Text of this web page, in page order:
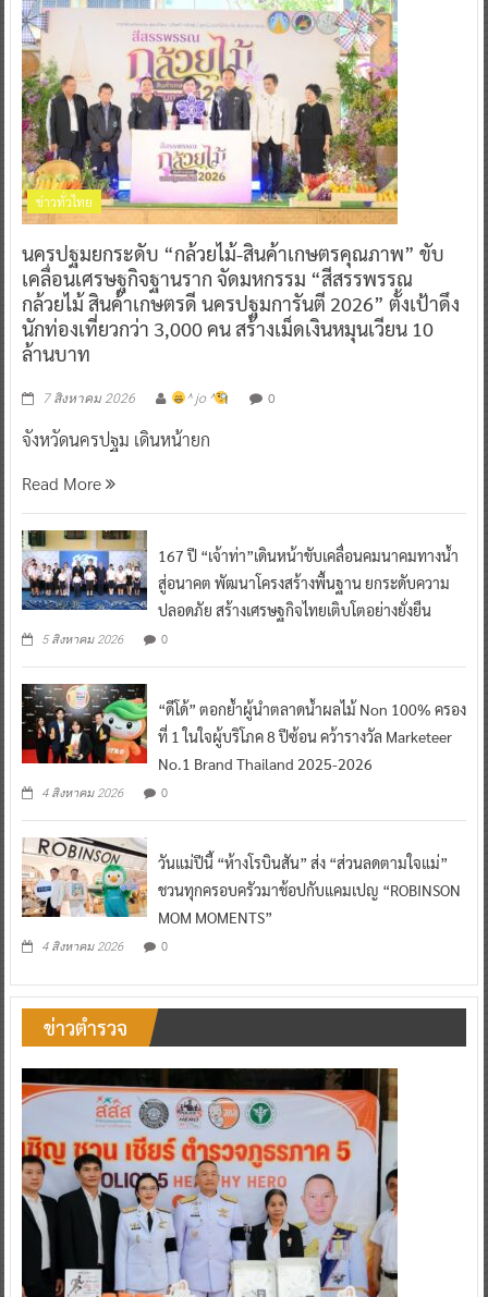
ข่าวทั่วไทย
นครปฐมยกระดับ “กล้วยไม้-สินค้าเกษตรคุณภาพ” ขับ
เคลื่อนเศรษฐกิจฐานราก จัดมหกรรม “สีสรรพรรณ
กล้วยไม้ สินค้าเกษตรดี นครปฐมการันตี 2026” ตั้งเป้าดึง
นักท่องเที่ยวกว่า 3,000 คน สร้างเม็ดเงินหมุนเวียน 10
ล้านบาท
7 สิงหาคม 2026 ^ jo ^ 0
จังหวัดนครปฐม เดินหน้ายก
Read More
167 ปี “เจ้าท่า”เดินหน้าขับเคลื่อนคมนาคมทางน้ำ
สู่อนาคต พัฒนาโครงสร้างพื้นฐาน ยกระดับความ
ปลอดภัย สร้างเศรษฐกิจไทยเติบโตอย่างยั่งยืน
5 สิงหาคม 2026 0
“ดีโด้” ตอกย้ำผู้นำตลาดน้ำผลไม้ Non 100% ครอง
ที่ 1 ในใจผู้บริโภค 8 ปีซ้อน คว้ารางวัล Marketeer
No.1 Brand Thailand 2025-2026
4 สิงหาคม 2026 0
วันแม่ปีนี้ “ห้างโรบินสัน” ส่ง “ส่วนลดตามใจแม่”
ชวนทุกครอบครัวมาช้อปกับแคมเปญ “ROBINSON
MOM MOMENTS”
4 สิงหาคม 2026 0
ข่าวตำรวจ